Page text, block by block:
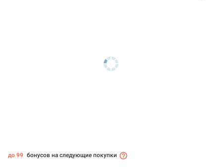
до 99 бонусов на следующие покупки